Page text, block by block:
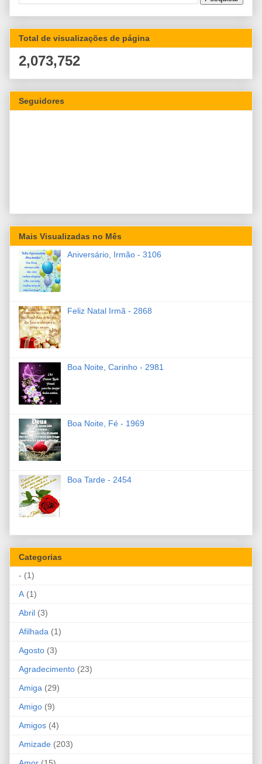
Total de visualizações de página
2,073,752
Seguidores
Mais Visualizadas no Mês
Aniversário, Irmão - 3106
Feliz Natal Irmã - 2868
Boa Noite, Carinho - 2981
Boa Noite, Fé - 1969
Boa Tarde - 2454
Categorias
- (1)
A (1)
Abril (3)
Afilhada (1)
Agosto (3)
Agradecimento (23)
Amiga (29)
Amigo (9)
Amigos (4)
Amizade (203)